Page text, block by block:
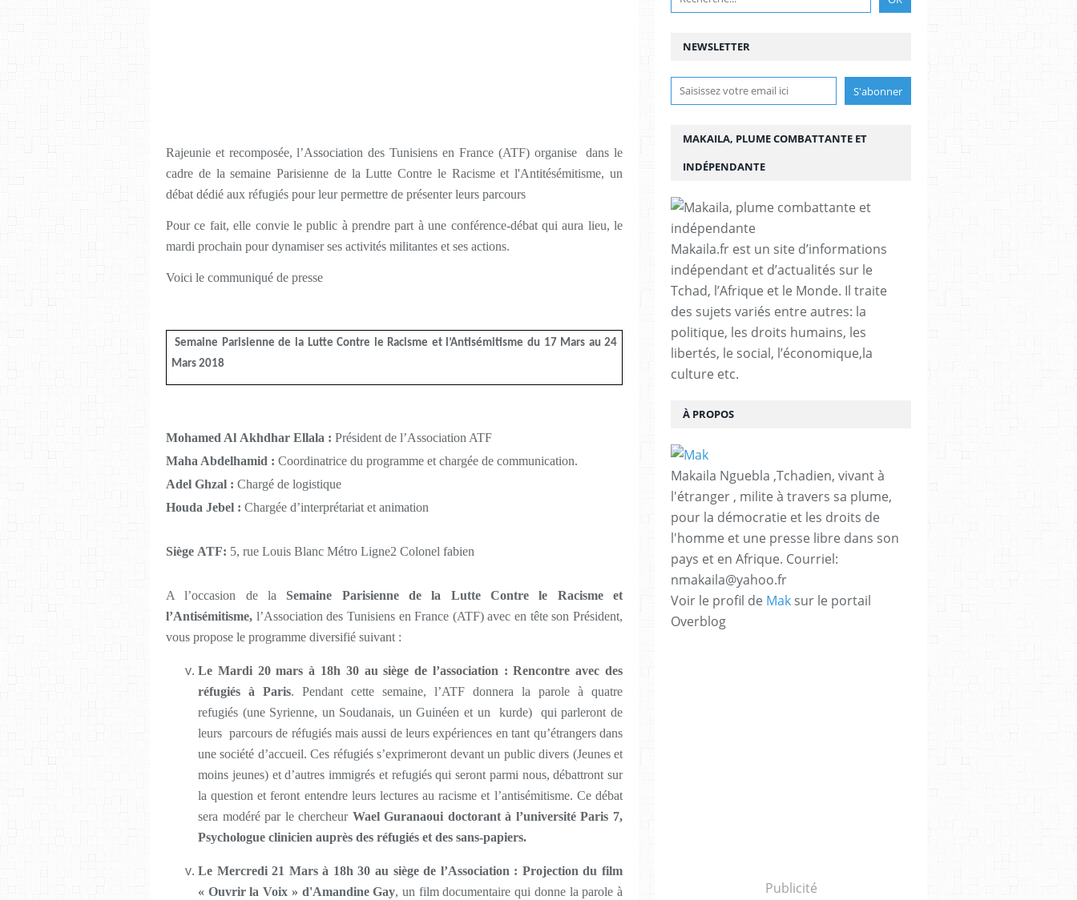
Rajeunie et recomposée, l’Association des Tunisiens en France (ATF) organise dans le
cadre de la semaine Parisienne de la Lutte Contre le Racisme et l'Antitésémitisme, un
débat dédié aux réfugiés pour leur permettre de présenter leurs parcours
Pour ce fait, elle convie le public à prendre part à une conférence-débat qui aura lieu, le
mardi prochain pour dynamiser ses activités militantes et ses actions.
Voici le communiqué de presse
Semaine Parisienne de la Lutte Contre le Racisme et l’Antisémitisme du 17 Mars au 24
Mars 2018
Mohamed Al Akhdhar Ellala : Président de l’Association ATF
Maha Abdelhamid : Coordinatrice du programme et chargée de communication.
Adel Ghzal : Chargé de logistique
Houda Jebel : Chargée d’interprétariat et animation
Siège ATF: 5, rue Louis Blanc Métro Ligne2 Colonel fabien
A l’occasion de la Semaine Parisienne de la
Lutte Contre le Racisme et
l’Antisémitisme, l’Association des Tunisiens en France (ATF) avec en tête son Président,
vous propose le programme diversifié suivant :
Le Mardi 20 mars à 18h 30 au siège de l’association : Rencontre avec des
réfugiés à Paris. Pendant cette semaine, l’ATF donnera la parole à quatre
refugiés (une Syrienne, un Soudanais, un Guinéen et un kurde) qui parleront de
leurs parcours de réfugiés mais aussi de leurs expériences en tant qu’étrangers dans
une société d’accueil. Ces réfugiés s’exprimeront devant un public divers (Jeunes et
moins jeunes) et d’autres immigrés et refugiés qui seront parmi nous, débattront sur
la question et feront entendre leurs lectures au racisme et l’antisémitisme. Ce débat
sera modéré par le chercheur Wael Guranaoui doctorant à l’université Paris 7,
Psychologue clinicien auprès des réfugiés et des sans-papiers.
Le Mercredi 21 Mars à 18h 30 au siège de l’Association : Projection du film
« Ouvrir la Voix » d'Amandine Gay, un film documentaire qui donne la parole à
NEWSLETTER
MAKAILA, PLUME COMBATTANTE ET
INDÉPENDANTE
Makaila.fr est un site d’informations
indépendant et d’actualités sur le
Tchad, l’Afrique et le Monde. Il traite
des sujets variés entre autres: la
politique, les droits humains, les
libertés, le social, l’économique,la
culture etc.
À PROPOS
Makaila Nguebla ,Tchadien, vivant à
l'étranger , milite à travers sa plume,
pour la démocratie et les droits de
l'homme et une presse libre dans son
pays et en Afrique. Courriel:
nmakaila@yahoo.fr
Voir le profil de Mak sur le portail
Overblog
Publicité